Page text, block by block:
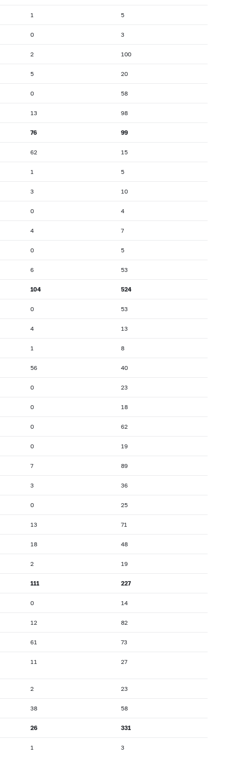
1 5
0 3
2 100
5 20
0 58
13 98
76 99
62 15
1 5
3 10
0 4
4 7
0 5
6 53
104 524
0 53
4 13
1 8
56 40
0 23
0 18
0 62
0 19
7 89
3 36
0 25
13 71
18 48
2 19
111 227
0 14
12 82
61 73
11 27
2 23
38 58
26 331
1 3